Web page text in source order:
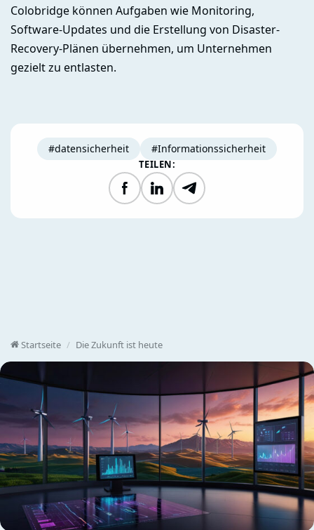
Colobridge können Aufgaben wie Monitoring,
Software-Updates und die Erstellung von Disaster-
Recovery-Plänen übernehmen, um Unternehmen
gezielt zu entlasten.
#datensicherheit #Informationssicherheit
TEILEN:
FacebookLinkedInTelegram